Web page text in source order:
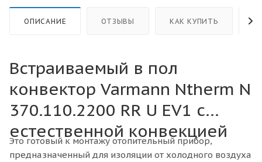
ОПИСАНИЕ ОТЗЫВЫ КАК КУПИТЬ
Встраиваемый в пол
конвектор Varmann Ntherm N
370.110.2200 RR U EV1 с
естественной конвекцией
Это готовый к монтажу отопительный прибор,
предназначенный для изоляции от холодного воздуха